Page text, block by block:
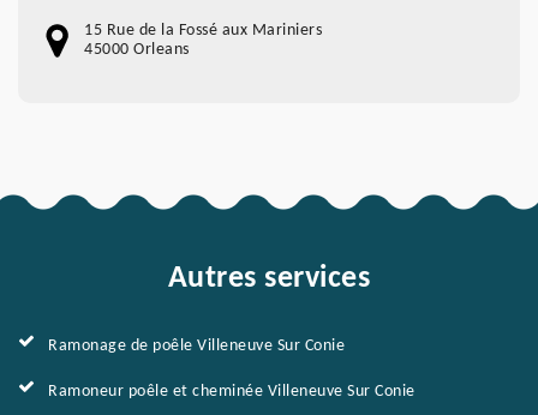
15 Rue de la Fossé aux Mariniers
45000 Orleans
Autres services
Ramonage de poêle Villeneuve Sur Conie
Ramoneur poêle et cheminée Villeneuve Sur Conie